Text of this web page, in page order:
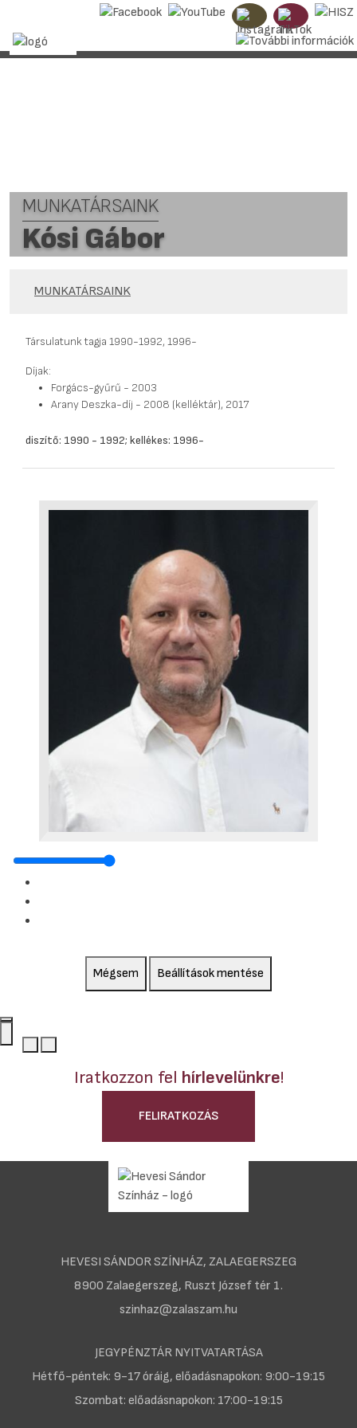
MUNKATÁRSAINK
Kósi Gábor
MUNKATÁRSAINK
Társulatunk tagja 1990-1992, 1996-
Díjak:
Forgács-gyűrű - 2003
Arany Deszka-díj - 2008 (kelléktár), 2017
diszítő: 1990 - 1992; kellékes: 1996-
Mégsem Beállítások mentése
Iratkozzon fel hírlevelünkre!
FELIRATKOZÁS
JEGYPÉNZTÁR NYITVATARTÁSA
Hétfő-péntek: 9-17 óráig, előadásnapokon: 9:00-19:15
Szombat: előadásnapokon: 17:00-19:15
HEVESI SÁNDOR SZÍNHÁZ, ZALAEGERSZEG
8900 Zalaegerszeg, Ruszt József tér 1.
szinhaz@zalaszam.hu